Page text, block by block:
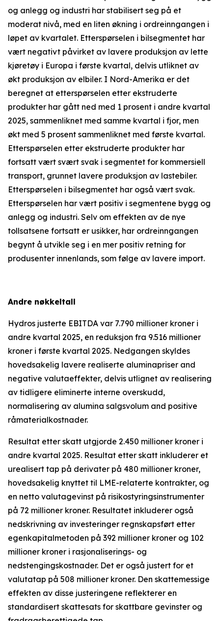
og anlegg og industri har stabilisert seg på et
moderat nivå, med en liten økning i ordreinngangen i
løpet av kvartalet. Etterspørselen i bilsegmentet har
vært negativt påvirket av lavere produksjon av lette
kjøretøy i Europa i første kvartal, delvis utliknet av
økt produksjon av elbiler. I Nord-Amerika er det
beregnet at etterspørselen etter ekstruderte
produkter har gått ned med 1 prosent i andre kvartal
2025, sammenliknet med samme kvartal i fjor, men
økt med 5 prosent sammenliknet med første kvartal.
Etterspørselen etter ekstruderte produkter har
fortsatt vært svært svak i segmentet for kommersiell
transport, grunnet lavere produksjon av lastebiler.
Etterspørselen i bilsegmentet har også vært svak.
Etterspørselen har vært positiv i segmentene bygg og
anlegg og industri. Selv om effekten av de nye
tollsatsene fortsatt er usikker, har ordreinngangen
begynt å utvikle seg i en mer positiv retning for
produsenter innenlands, som følge av lavere import.
Andre nøkkeltall
Hydros justerte EBITDA var 7.790 millioner kroner i
andre kvartal 2025, en reduksjon fra 9.516 millioner
kroner i første kvartal 2025. Nedgangen skyldes
hovedsakelig lavere realiserte aluminapriser and
negative valutaeffekter, delvis utlignet av realisering
av tidligere eliminerte interne overskudd,
normalisering av alumina salgsvolum and positive
råmaterialkostnader.
Resultat etter skatt utgjorde 2.450 millioner kroner i
andre kvartal 2025. Resultat etter skatt inkluderer et
urealisert tap på derivater på 480 millioner kroner,
hovedsakelig knyttet til LME-relaterte kontrakter, og
en netto valutagevinst på risikostyringsinstrumenter
på 72 millioner kroner. Resultatet inkluderer også
nedskrivning av investeringer regnskapsført etter
egenkapitalmetoden på 392 millioner kroner og 102
millioner kroner i rasjonaliserings- og
nedstengingskostnader. Det er også justert for et
valutatap på 508 millioner kroner. Den skattemessige
effekten av disse justeringene reflekterer en
standardisert skattesats for skattbare gevinster og